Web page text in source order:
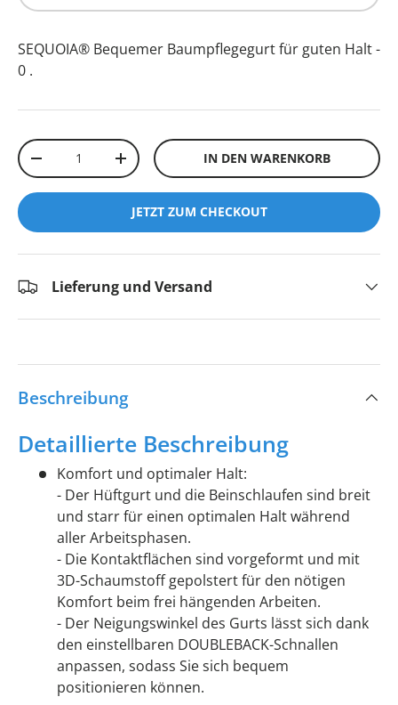
SEQUOIA® Bequemer Baumpflegegurt für guten Halt -
0 .
Anzahl
-
+ IN DEN WARENKORB
JETZT ZUM CHECKOUT
Lieferung und Versand
Beschreibung
Detaillierte Beschreibung
Komfort und optimaler Halt:
- Der Hüftgurt und die Beinschlaufen sind breit
und starr für einen optimalen Halt während
aller Arbeitsphasen.
- Die Kontaktflächen sind vorgeformt und mit
3D-Schaumstoff gepolstert für den nötigen
Komfort beim frei hängenden Arbeiten.
- Der Neigungswinkel des Gurts lässt sich dank
den einstellbaren DOUBLEBACK-Schnallen
anpassen, sodass Sie sich bequem
positionieren können.